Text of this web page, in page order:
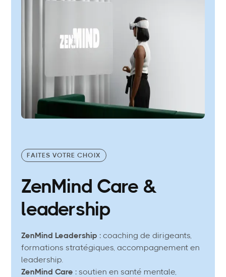
FAITES VOTRE CHOIX
ZenMind Care &
leadership
ZenMind Leadership : coaching de dirigeants,
formations stratégiques, accompagnement en
leadership.
ZenMind Care : soutien en santé mentale,